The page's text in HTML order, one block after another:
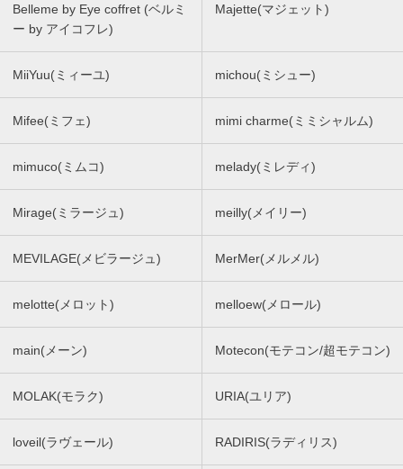
Belleme by Eye coffret (ベルミ
ー by アイコフレ)
Majette(マジェット)
MiiYuu(ミィーユ) michou(ミシュー)
Mifee(ミフェ) mimi charme(ミミシャルム)
mimuco(ミムコ) melady(ミレディ)
Mirage(ミラージュ) meilly(メイリー)
MEVILAGE(メビラージュ) MerMer(メルメル)
melotte(メロット) melloew(メロール)
main(メーン) Motecon(モテコン/超モテコン)
MOLAK(モラク) URIA(ユリア)
loveil(ラヴェール) RADIRIS(ラディリス)